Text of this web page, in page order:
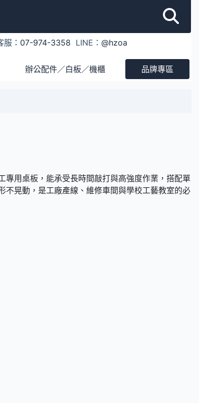
服： 07-974-3358 LINE：@hzoa
辦公配件／白板／機櫃 品牌專區
專用桌板，能承受長時間敲打與高強度作業，搭配單
晃動，是工廠產線、維修車間與學校工藝教室的必